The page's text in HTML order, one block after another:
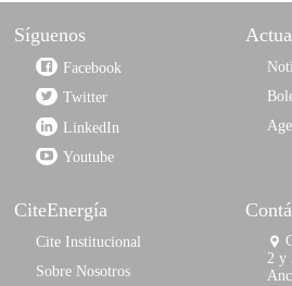
Síguenos
Facebook
Twitter
LinkedIn
Youtube
CiteEnergía
Cite Institucional
Sobre Nosotros
2 y